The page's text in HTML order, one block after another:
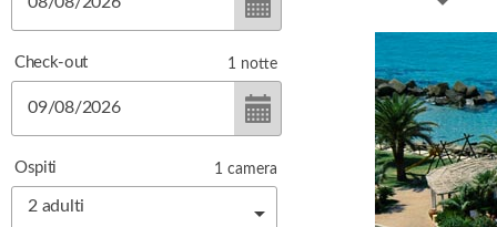
Check-out 1 notte
Ospiti
2 adulti
1 camera